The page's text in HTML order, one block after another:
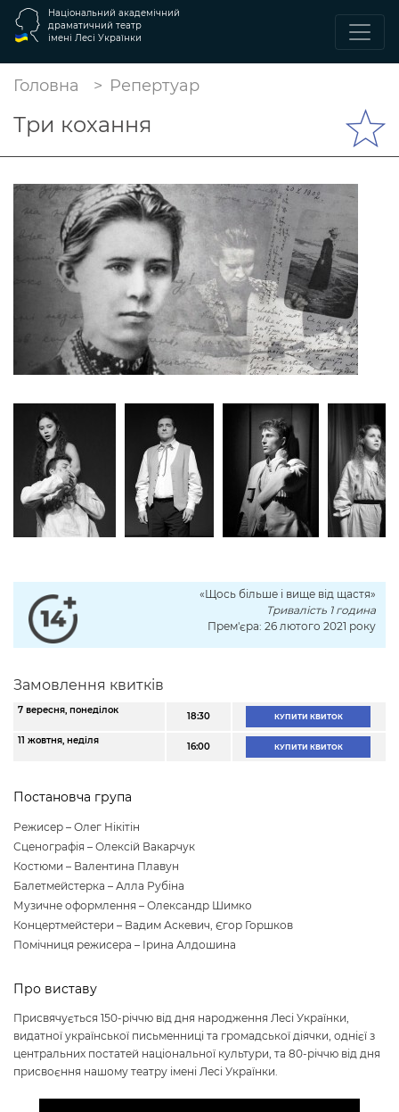
Національний академічний
драматичний театр
імені Лесі Українки
Головна Репертуар
Три кохання
«Щось більше і вище від щастя»
Тривалість 1 година
Прем'єра: 26 лютого 2021 року
Замовлення квитків
7 вересня, понеділок
18:30 КУПИТИ КВИТОК
11 жовтня, неділя
16:00 КУПИТИ КВИТОК
Постановча група
Режисер – Олег Нікітін
Сценографія – Олексій Вакарчук
Костюми – Валентина Плавун
Балетмейстерка – Алла Рубіна
Музичне оформлення – Олександр Шимко
Концертмейстери – Вадим Аскевич, Єгор Горшков
Помічниця режисера – Ірина Алдошина
Про виставу
Присвячується 150-річчю від дня народження Лесі Українки,
видатної української письменниці та громадської діячки, однієї з
центральних постатей національної культури, та 80-річчю від дня
присвоєння нашому театру імені Лесі Українки.